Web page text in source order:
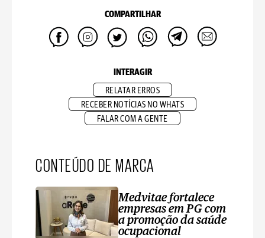
COMPARTILHAR
INTERAGIR
RELATAR ERROS
RECEBER NOTÍCIAS NO WHATS
FALAR COM A GENTE
CONTEÚDO DE MARCA
Medvitae fortalece
empresas em PG com
a promoção da saúde
ocupacional